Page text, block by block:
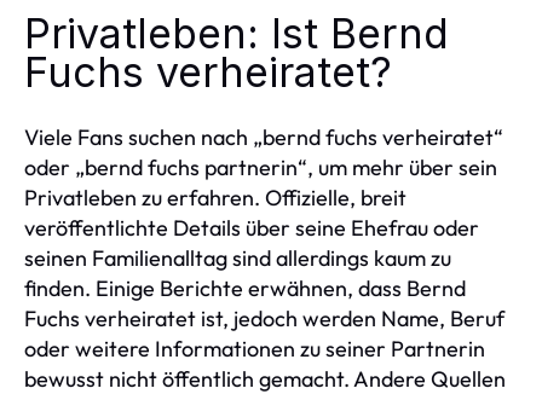
Privatleben: Ist Bernd
Fuchs verheiratet?
Viele Fans suchen nach „bernd fuchs verheiratet“
oder „bernd fuchs partnerin“, um mehr über sein
Privatleben zu erfahren. Offizielle, breit
veröffentlichte Details über seine Ehefrau oder
seinen Familienalltag sind allerdings kaum zu
finden. Einige Berichte erwähnen, dass Bernd
Fuchs verheiratet ist, jedoch werden Name, Beruf
oder weitere Informationen zu seiner Partnerin
bewusst nicht öffentlich gemacht. Andere Quellen